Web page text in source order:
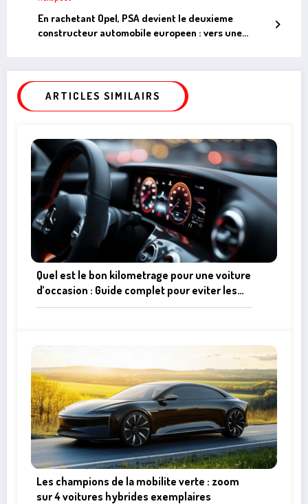
En rachetant Opel, PSA devient le deuxieme
constructeur automobile europeen : vers une
ARTICLES SIMILAIRS
Quel est le bon kilometrage pour une voiture
d’occasion : Guide complet pour eviter les
pieges
Les champions de la mobilite verte : zoom
sur 4 voitures hybrides exemplaires